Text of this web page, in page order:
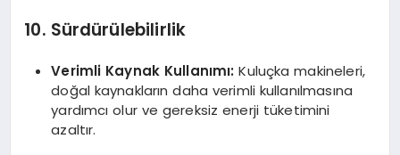
10. Sürdürülebilirlik
Verimli Kaynak Kullanımı: Kuluçka makineleri,
doğal kaynakların daha verimli kullanılmasına
yardımcı olur ve gereksiz enerji tüketimini
azaltır.